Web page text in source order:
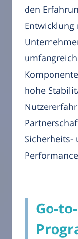
den
Entwicklung
hohe
Sicherheits-
Go-